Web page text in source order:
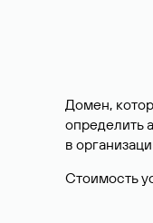
Домен,
определить
в
Стоимость